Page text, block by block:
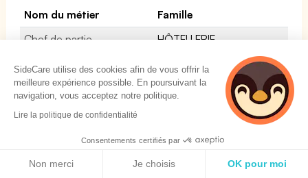
Nom du métier
Famille
Chef de partie
poissonnière
HÔTELLERIE-
TOURISME LOISIRS ET
ANIMATION
Préparateur-vendeur /
TOURISME LOISIRS ET
ANIMATION
SideCare utilise des cookies afin de vous offrir la
meilleure expérience possible. En poursuivant la
navigation, vous acceptez notre politique.
Lire la politique de confidentialité
Consentements certifiés par
Non merci Je choisis OK pour moi